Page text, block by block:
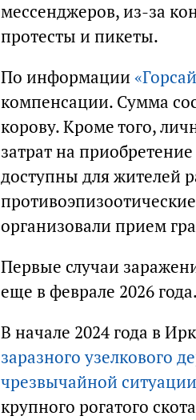
мессенджеров, из-за
протесты и пикеты.
По информации
компенсации. Сумма
корову. Кроме того,
затрат на
доступны для жителей
организовали прием
Первые случаи
еще в феврале 2026
В начале 2024 года в
заразного узелкового
чрезвычайной ситуации
крупного рогатого